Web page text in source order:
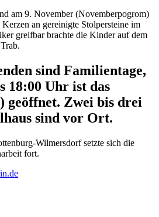
am 9. November (Novemberpogrom)
an gereinigte Stolpersteine im
greifbar brachte die Kinder auf dem
sind Familientage,
18:00 Uhr ist das
geöffnet. Zwei bis drei
sind vor Ort.
Wilmersdorf setzte sich die
fort.